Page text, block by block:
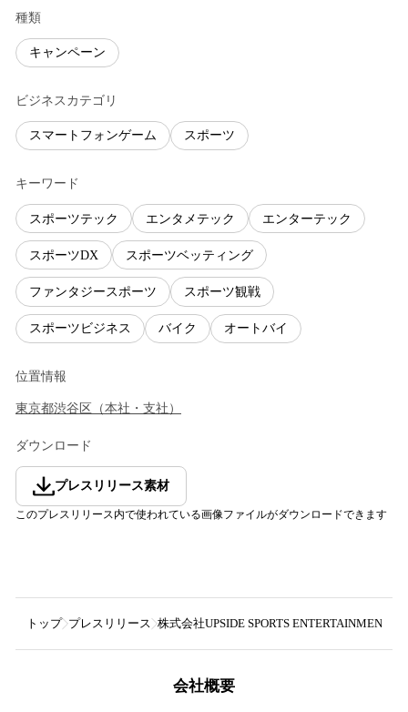
種類
キャンペーン
ビジネスカテゴリ
スマートフォンゲーム スポーツ
キーワード
スポーツテック エンタメテック エンターテック
スポーツDX スポーツベッティング
ファンタジースポーツ スポーツ観戦
スポーツビジネス バイク オートバイ
位置情報
東京都渋谷区 （本社・支社 ）
ダウンロード
プレスリリース素材
このプレスリリース内で使われている画像ファイルがダウンロードできます
トップ プレスリリース 株式会社UPSIDE SPORTS ENTERTAINMENT
会社概要